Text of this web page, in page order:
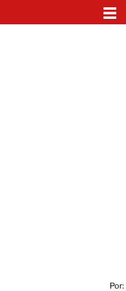
Por: